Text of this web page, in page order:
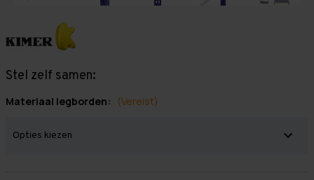
Stel zelf samen:
Materiaal legborden: (Vereist)